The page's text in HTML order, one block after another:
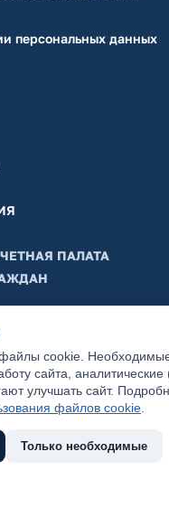
персональных данных
ПАЛАТА
карта
район,
cookie.
сайта, аналитические
улучшать сайт.
файлов cookie
Только необходимые